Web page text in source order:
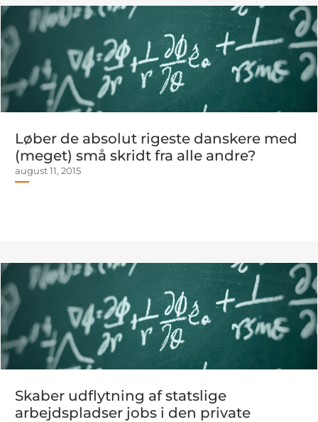
Løber de absolut rigeste danskere med
(meget) små skridt fra alle andre?
august 11, 2015
Skaber udflytning af statslige
arbejdspladser jobs i den private